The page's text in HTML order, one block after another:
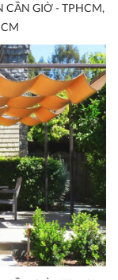
CẦN GIỜ - TPHCM,